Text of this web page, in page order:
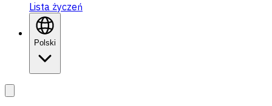
Lista życzeń
Polski